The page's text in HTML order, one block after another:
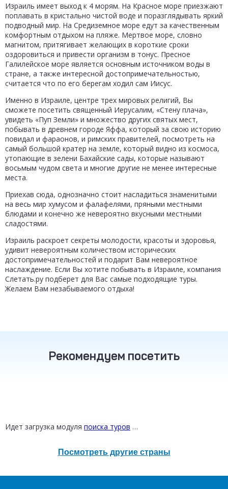
Израиль имеет выход к 4 морям. На Красное море приезжают
поплавать в кристально чистой воде и поразглядывать яркий
подводный мир. На Средиземное море едут за качественным
комфортным отдыхом на пляже. Мертвое море, словно
магнитом, притягивает желающих в короткие сроки
оздоровиться и привести организм в тонус. Пресное
Галилейское море является основным источником воды в
стране, а также интересной достопримечательностью,
считается что по его берегам ходил сам Иисус.
Именно в Израиле, центре трех мировых религий, Вы
сможете посетить священный Иерусалим, «Стену плача»,
увидеть «Пуп Земли» и множество других святых мест,
побывать в древнем городе Яффа, который за свою историю
повидал и фараонов, и римских правителей, посмотреть на
самый большой кратер на земле, который видно из космоса,
утопающие в зелени Бахайские сады, которые называют
восьмым чудом света и многие другие не менее интересные
места.
Приехав сюда, однозначно стоит насладиться знаменитыми
на весь мир хумусом и фалафелями, пряными местными
блюдами и конечно же невероятно вкусными местными
сладостями.
Израиль раскроет секреты молодости, красоты и здоровья,
удивит невероятным количеством исторических
достопримечательностей и подарит Вам невероятное
наслаждение. Если Вы хотите побывать в Израиле, компания
Слетать.ру подберет для Вас самые подходящие туры.
Желаем Вам незабываемого отдыха!
Рекомендуем посетить
Идет загрузка модуля поиска туров …
Посмотреть другие страны